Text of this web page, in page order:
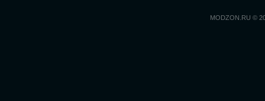
MODZON.RU ©